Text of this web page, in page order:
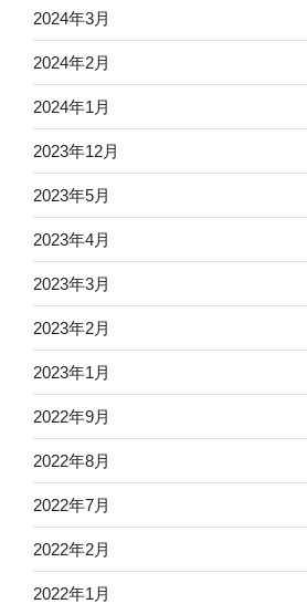
2024年3月
2024年2月
2024年1月
2023年12月
2023年5月
2023年4月
2023年3月
2023年2月
2023年1月
2022年9月
2022年8月
2022年7月
2022年2月
2022年1月